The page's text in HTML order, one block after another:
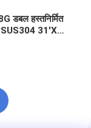
डबल हस्तनिर्मित
SUS304 31'X